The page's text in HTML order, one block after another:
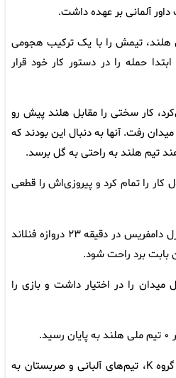
آلمانی بر عهده داشت.
هلند، تیمش را با یک ترکیب هجومی
حمله را در دستور کار خود قرار
کار سختی را مقابل هلند پیش رو
رفت. آنها به دنبال این بودند که
تیم هلند به راحتی به گل برسد.
کار را تمام کرد و پیروزی‌اش را قطعی
ممفیس دیپای در دقیقه ۶ و دنزل دامفریس در دقیقه ۲۳ دروازه فنلاند
بابت برد راحت شود.
میدان را در اختیار داشت و بازی را
در دیگر دیدارهای همزمان، در گروه K، تیم‌های آلبانی و صربستان به